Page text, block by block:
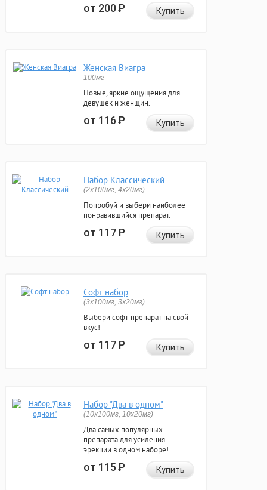
от 200Р Купить
Женская Виагра
100мг
Новые, яркие ощущения для
девушек и женщин.
от 116Р Купить
Набор Классический
(2x100мг, 4x20мг)
Попробуй и выбери наиболее
понравившийся препарат.
от 117Р Купить
Софт набор
(3x100мг, 3x20мг)
Выбери софт-препарат на свой
вкус!
от 117Р Купить
Набор "Два в одном"
(10x100мг, 10x20мг)
Два самых популярных
препарата для усиления
эрекции в одном наборе!
от 115Р Купить